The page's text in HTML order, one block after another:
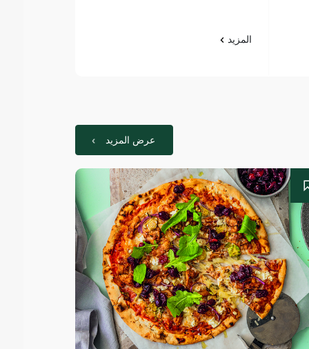
المزيد
عرض المزيد